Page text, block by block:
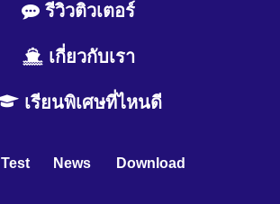
รีวิวติวเตอร์
เกี่ยวกับเรา
เรียนพิเศษที่ไหนดี
Test News Download